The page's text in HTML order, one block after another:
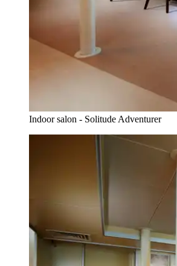
Indoor salon - Solitude Adventurer